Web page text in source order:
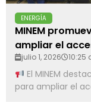
ENERGÍA
MINEM
ampliar el
julio 1, 2026 10:25
El MINEM
para ampliar el